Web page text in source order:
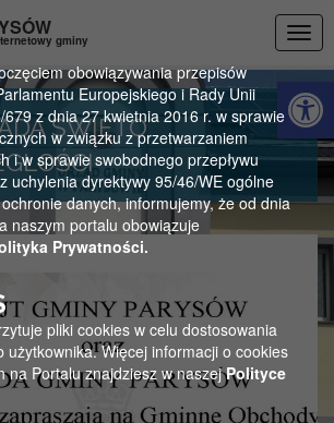
obowiązywania przepisów
Europejskiego i Rady Unii
z dnia 27 kwietnia 2016 r. w sprawie
w związku z przetwarzaniem
i w sprawie swobodnego przepływu
uchylenia dyrektywy 95/46/WE ogólne
danych, informujemy, że od dnia
naszym portalu obowiązuje
Prywatności.
pliki cookies w celu dostosowania
użytkownika. Więcej informacji o cookies
na Portalu znajdziesz w naszejPolityce
gminy
ŚWIĘTO